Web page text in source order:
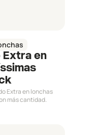
Extra en
Extra en lonchas
más cantidad.